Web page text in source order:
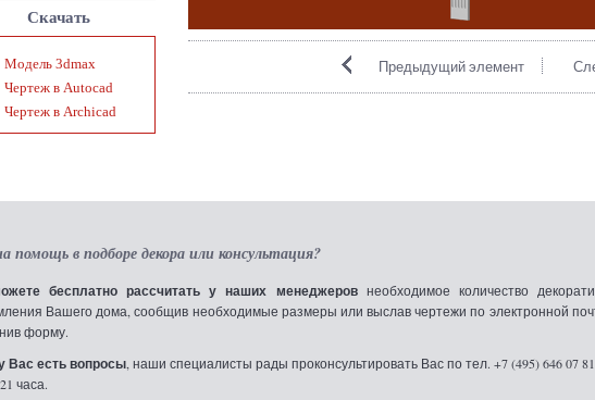
Скачать
Модель 3dmax
Чертеж в Autocad
Чертеж в Archicad
Предыдущий элемент
помощь в подборе декора или консультация?
бесплатно рассчитать у наших менеджеровнеобходимое количество
Вашего дома, сообщив необходимые размеры или выслав чертежи по электронной
форму.
Вас есть вопросы , наши специалисты рады проконсультировать Вас по тел. +7 (495) 646 07
часа.